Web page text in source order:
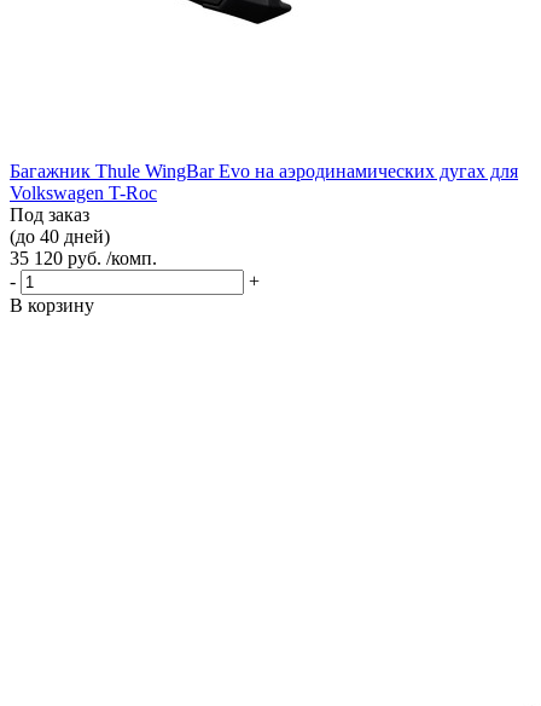
Багажник Thule WingBar Evo на аэродинамических дугах для
Volkswagen T-Roc
Под заказ
(до 40 дней)
35 120 руб. /комп.
-
+
В корзину